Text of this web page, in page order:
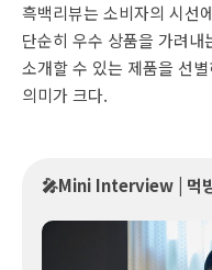
흑백리뷰는 소비자의 시선
단순히 우수 상품을 가려
소개할 수 있는 제품을 선
의미가 크다.
🎤Mini Interview | 먹